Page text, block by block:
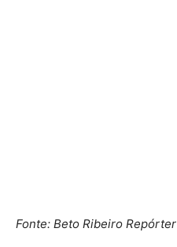
Fonte: Beto Ribeiro Repórter